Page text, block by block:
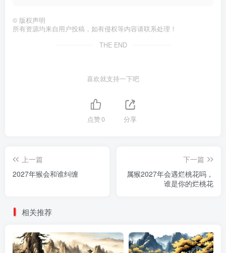
© 版权声明
所有资源均来自用户投稿，如有侵权等内容请联系处理！
THE END
喜欢就支持一下吧
点赞0 分享
上一篇
2027年猴会和谁纠缠
下一篇
属猴2027年会遇烂桃花吗，
谁是你的烂桃花
相关推荐